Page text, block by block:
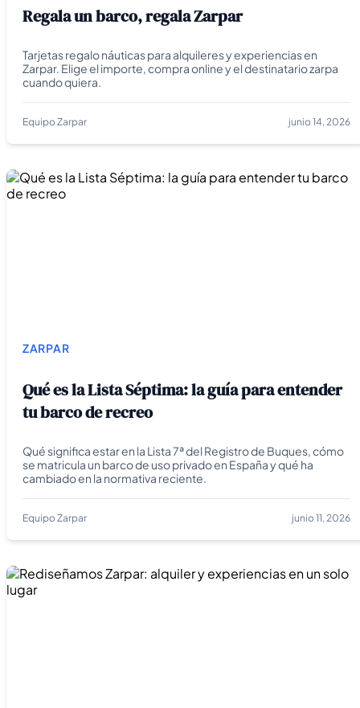
Regala un barco, regala Zarpar
Tarjetas regalo náuticas para alquileres y experiencias en
Zarpar. Elige el importe, compra online y el destinatario zarpa
cuando quiera.
Equipo Zarpar junio 14, 2026
ZARPAR
Qué es la Lista Séptima: la guía para entender
tu barco de recreo
Qué significa estar en la Lista 7ª del Registro de Buques, cómo
se matricula un barco de uso privado en España y qué ha
cambiado en la normativa reciente.
Equipo Zarpar junio 11, 2026